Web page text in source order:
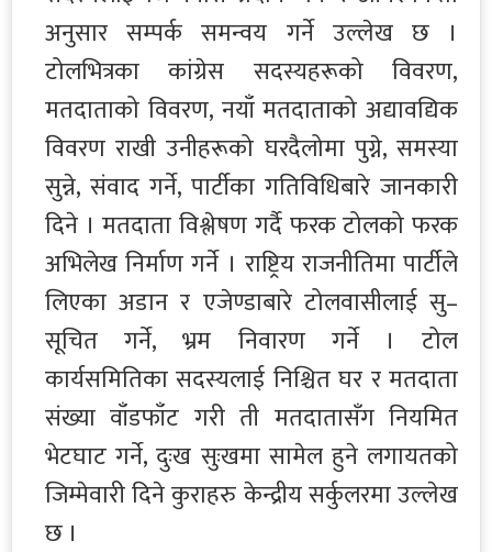
अनुसार सम्पर्क समन्वय गर्ने उल्लेख छ ।
टोलभित्रका कांग्रेस सदस्यहरूको विवरण,
मतदाताको विवरण, नयाँ मतदाताको अद्यावद्यिक
विवरण राखी उनीहरूको घरदैलोमा पुग्ने, समस्या
सुन्ने, संवाद गर्ने, पार्टीका गतिविधिबारे जानकारी
दिने । मतदाता विश्लेषण गर्दै फरक टोलको फरक
अभिलेख निर्माण गर्ने । राष्ट्रिय राजनीतिमा पार्टीले
लिएका अडान र एजेण्डाबारे टोलवासीलाई सु–
सूचित गर्ने, भ्रम निवारण गर्ने । टोल
कार्यसमितिका सदस्यलाई निश्चित घर र मतदाता
संख्या वाँडफाँट गरी ती मतदातासँग नियमित
भेटघाट गर्ने, दुःख सुःखमा सामेल हुने लगायतको
जिम्मेवारी दिने कुराहरु केन्द्रीय सर्कुलरमा उल्लेख
छ ।